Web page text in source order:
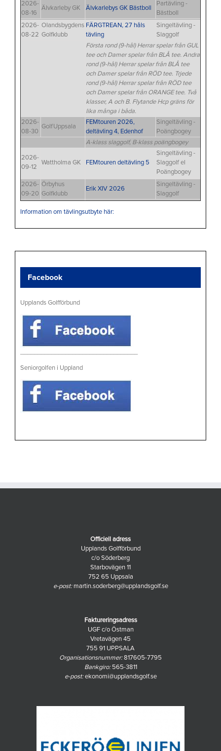
2026-
08-16
Älvkarleby GK Älvkarlebys GK Bästboll
Partävling -
Bästboll
2026-
08-22
Olandsbygdens
Golfklubb
FÄRGTREAN, 27 håls
tävling
Singeltävling -
Slaggolf
Första rond (9-hål) Herrar spelar från GUL
tee och Damer spelar från BLÅ tee. Andra
rond (9-hål) Herrar spelar från ​BLÅ tee
och Damer spelar från RÖD tee. Trjede
rond (9-hål) Herrar spelar från RÖD tee
och Damer spelar från ORANGE tee. Två
klasser, A och B. Flytande Hcp gräns för
lika många i båda.
2026-
08-30
GolfUppsala
FEMtouren 2026,
deltävling 4, Edenhof
Singeltävling -
Poängbogey
A-klass slaggolf, B-klass poängbogey
2026-
09-12
Wattholma GK FEMtouren deltävling 5
Singeltävling -
Slaggolf el
Poängbogey
2026-
09-20
Örbyhus
Golfklubb
Erik XIV 2026
Singeltävling -
Slaggolf
Information om tävlingsutbyte här:
Facebook
Upplands Golfförbund
Seniorgolfen i Uppland
Officiell adress
Upplands Golfförbund
c/o Söderberg
Starbovägen 11
752 65 Uppsala
e-post:martin.soderberg@upplandsgolf.se
Faktureringsadress
UGF c/o Östman
Vretavägen 45
755 91 UPPSALA
Organisationsnummer:817605-7795
Bankgiro:565-3811
e-post:ekonomi@upplandsgolf.se